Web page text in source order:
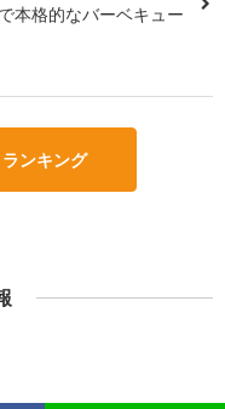
本格的なバーベキュー
ンキング